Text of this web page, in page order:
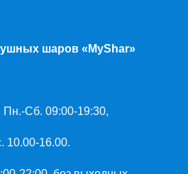
шаров «MyShar»
Пн.-Сб. 09:00-19:30,
10.00-16.00.